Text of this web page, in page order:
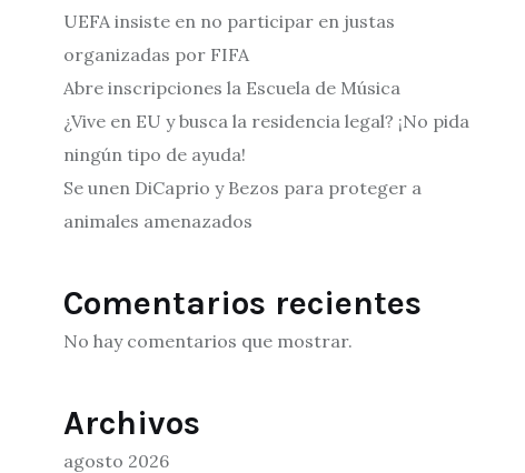
UEFA insiste en no participar en justas
organizadas por FIFA
Abre inscripciones la Escuela de Música
¿Vive en EU y busca la residencia legal? ¡No pida
ningún tipo de ayuda!
Se unen DiCaprio y Bezos para proteger a
animales amenazados
Comentarios recientes
No hay comentarios que mostrar.
Archivos
agosto 2026